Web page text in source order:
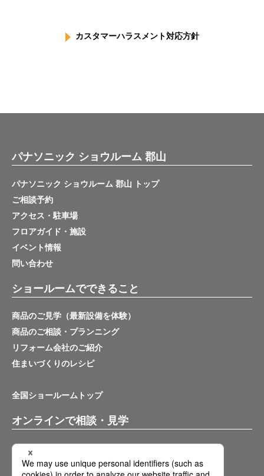
カスタマーハラスメント対応方針
パナソニック ショウルーム 郡山
パナソニック ショウルーム 郡山 トップ
ご相談予約
アクセス・駐車場
フロアガイド・施設
イベント情報
問い合わせ
ショールームでできること
商品のご見学（最新設備を体験）
商品のご相談・プランニング
リフォーム会社のご紹介
住まいづくりのレシピ
全国ショールームトップ
オンラインで相談・見学
バーチャルショールーム
オンライン相談サービス